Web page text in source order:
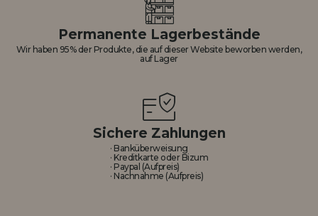
Permanente Lagerbestände
Wir haben 95% der Produkte, die auf dieser Website beworben werden,
auf Lager
Sichere Zahlungen
· Banküberweisung
· Kreditkarte oder Bizum
· Paypal (Aufpreis)
· Nachnahme (Aufpreis)